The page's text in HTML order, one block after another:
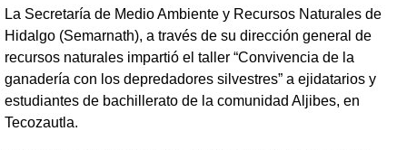
La Secretaría de Medio Ambiente y Recursos Naturales de
Hidalgo (Semarnath), a través de su dirección general de
recursos naturales impartió el taller “Convivencia de la
ganadería con los depredadores silvestres” a ejidatarios y
estudiantes de bachillerato de la comunidad Aljibes, en
Tecozautla.